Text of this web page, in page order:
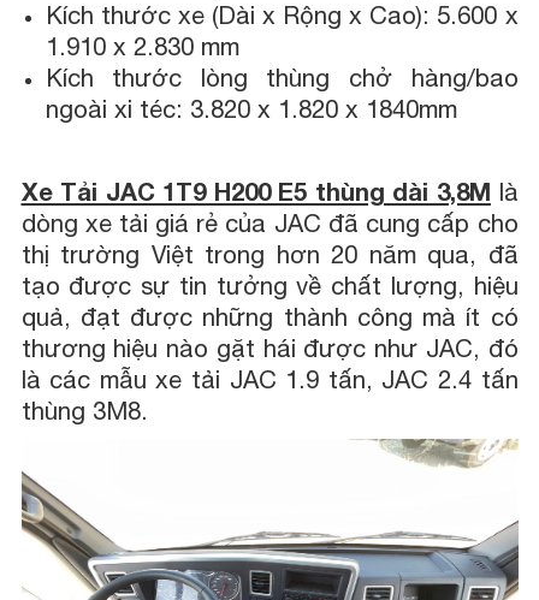
Kích thước xe (Dài x Rộng x Cao): 5.600 x
1.910 x 2.830 mm
Kích thước lòng thùng chở hàng/bao
ngoài xi téc: 3.820 x 1.820 x 1840mm
Xe Tải JAC 1T9 H200 E5 thùng dài 3,8M là
dòng xe tải giá rẻ của JAC đã cung cấp cho
thị trường Việt trong hơn 20 năm qua, đã
tạo được sự tin tưởng về chất lượng, hiệu
quả, đạt được những thành công mà ít có
thương hiệu nào gặt hái được như JAC, đó
là các mẫu xe tải JAC 1.9 tấn, JAC 2.4 tấn
thùng 3M8.